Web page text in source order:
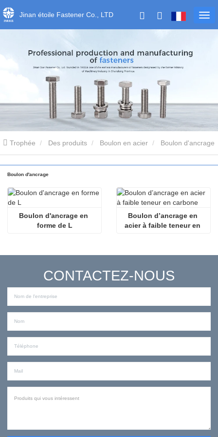
Jinan étoile Fastener Co., LTD
Trophée Des produits Boulon en acier Boulon d'ancrage
Boulon d'ancrage
Boulon d'ancrage en
forme de L
Boulon d’ancrage en
acier à faible teneur en
CONTACTEZ-NOUS